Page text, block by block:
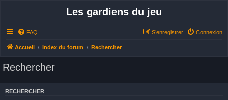
Les gardiens du jeu
FAQ Connexion
S’enregistrer
Accueil Index du forum Rechercher
Rechercher
RECHERCHER